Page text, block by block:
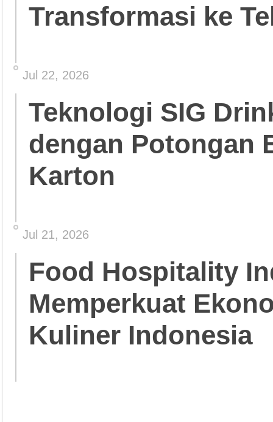
Transformasi ke
Jul 22, 2026
Teknologi SIG
dengan Potongan
Karton
Jul 21, 2026
Food Hospitality
Memperkuat
Kuliner Indonesia